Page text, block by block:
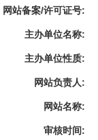
网站备案/许可证号:
主办单位名称:
主办单位性质:
网站负责人:
网站名称:
审核时间: